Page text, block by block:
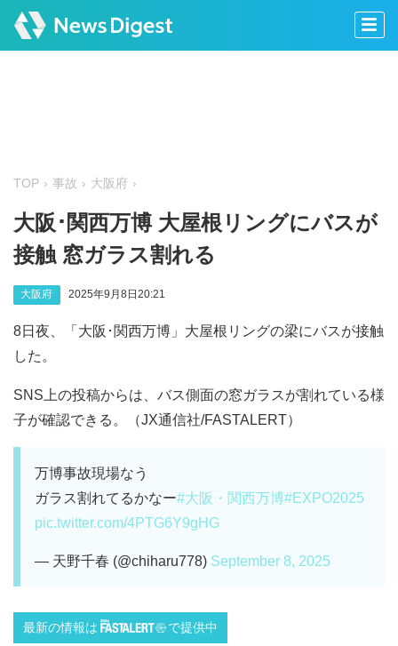
TOP 事故 大阪府
大阪･関西万博 大屋根リングにバスが
接触 窓ガラス割れる
大阪府 2025年9月8日20:21
8日夜、「大阪･関西万博」大屋根リングの梁にバスが接触
した。
SNS上の投稿からは、バス側面の窓ガラスが割れている様
子が確認できる。（JX通信社/FASTALERT）
万博事故現場なう
ガラス割れてるかなー#大阪・関西万博#EXPO2025
pic.twitter.com/4PTG6Y9gHG
— 天野千春 (@chiharu778) September 8, 2025
最新の情報は で提供中